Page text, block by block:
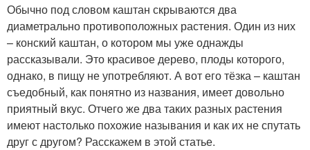
Обычно под словом каштан скрываются два
диаметрально противоположных растения. Один из них
– конский каштан, о котором мы уже однажды
рассказывали. Это красивое дерево, плоды которого,
однако, в пищу не употребляют. А вот его тёзка – каштан
съедобный, как понятно из названия, имеет довольно
приятный вкус. Отчего же два таких разных растения
имеют настолько похожие называния и как их не спутать
друг с другом? Расскажем в этой статье.